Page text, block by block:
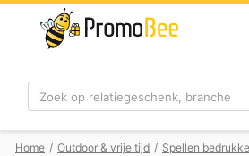
Zoek
Home / Outdoor & vrije tijd / Spellen